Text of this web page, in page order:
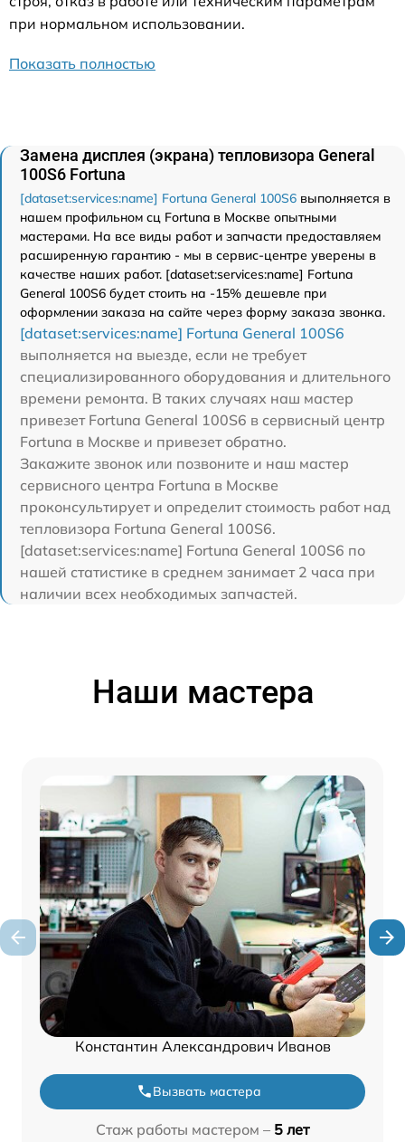
при нормальном использовании.
Показать полностью
Замена дисплея (экрана) тепловизора General
100S6 Fortuna
[dataset:services:name] Fortuna General 100S6 выполняется в
нашем профильном сц Fortuna в Москве опытными
мастерами. На все виды работ и запчасти предоставляем
расширенную гарантию - мы в сервис-центре уверены в
качестве наших работ. [dataset:services:name] Fortuna
General 100S6 будет стоить на -15% дешевле при
оформлении заказа на сайте через форму заказа звонка.
[dataset:services:name] Fortuna General 100S6
выполняется на выезде, если не требует
специализированного оборудования и длительного
времени ремонта. В таких случаях наш мастер
привезет Fortuna General 100S6 в сервисный центр
Fortuna в Москве и привезет обратно.
Закажите звонок или позвоните и наш мастер
сервисного центра Fortuna в Москве
проконсультирует и определит стоимость работ над
тепловизора Fortuna General 100S6.
[dataset:services:name] Fortuna General 100S6 по
нашей статистике в среднем занимает 2 часа при
наличии всех необходимых запчастей.
Наши мастера
Константин Александрович Иванов
Вызвать мастера
Стаж работы мастером – 5 лет